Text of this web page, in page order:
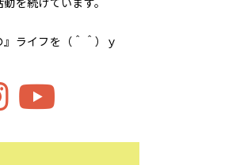
を続けています。
ライフを（＾＾）ｙ